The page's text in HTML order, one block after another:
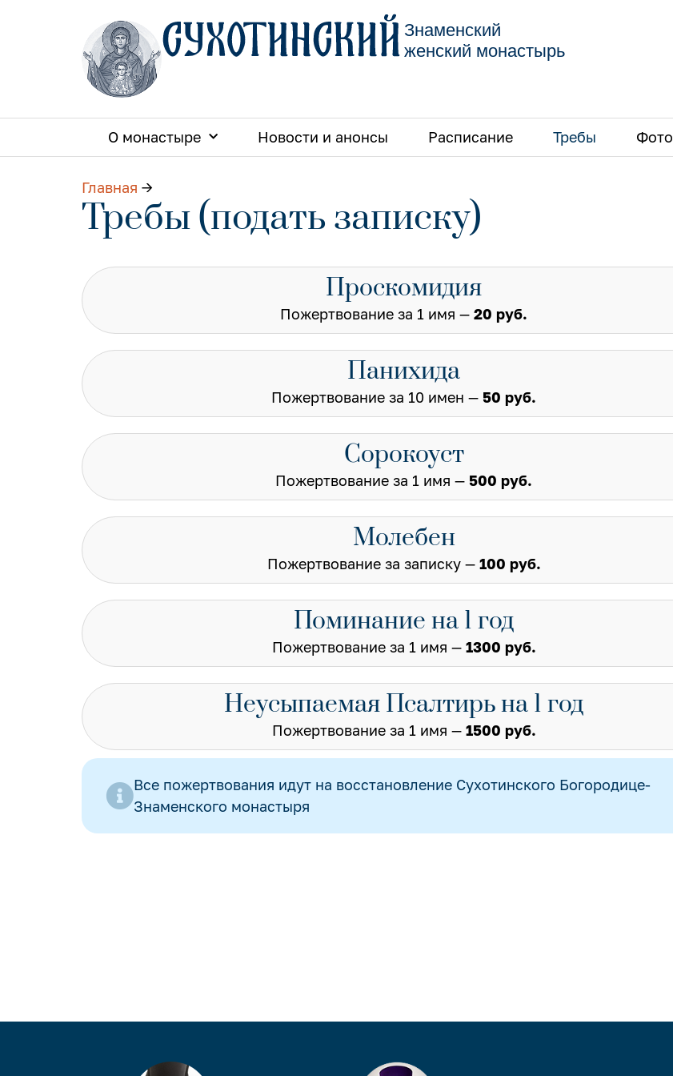
Знаменский
женский монастырь
О монастыре Новости и анонсы Расписание Требы Фото
Главная →
Требы (подать записку)
Проскомидия
Пожертвование за 1 имя — 20 руб.
Панихида
Пожертвование за 10 имен — 50 руб.
Сорокоуст
Пожертвование за 1 имя — 500 руб.
Молебен
Пожертвование за записку —100 руб.
Поминание на 1 год​
Пожертвование за 1 имя — 1300 руб.
Неусыпаемая Псалтирь на 1 год
Пожертвование за 1 имя — 1500 руб.
Все пожертвования идут на восстановление Сухотинского Богородице-
Знаменского монастыря